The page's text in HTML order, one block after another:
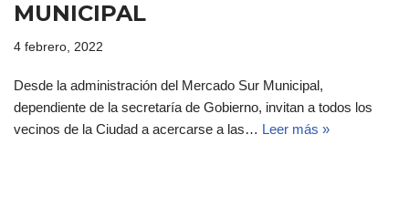
MUNICIPAL
4 febrero, 2022
Desde la administración del Mercado Sur Municipal,
dependiente de la secretaría de Gobierno, invitan a todos los
vecinos de la Ciudad a acercarse a las… Leer más »